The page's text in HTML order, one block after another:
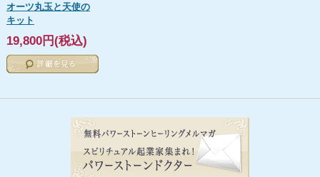
オーツ丸玉と天使の
キット
19,800円(税込)